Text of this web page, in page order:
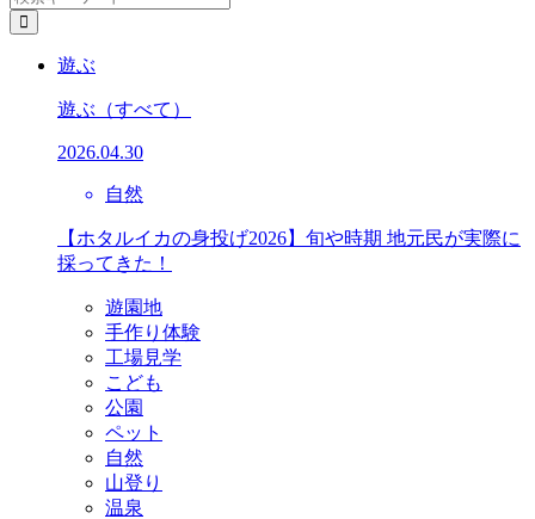
遊ぶ
遊ぶ （すべて）
2026.04.30
自然
【ホタルイカの身投げ2026】旬や時期 地元民が実際に
採ってきた！
遊園地
手作り体験
工場見学
こども
公園
ペット
自然
山登り
温泉